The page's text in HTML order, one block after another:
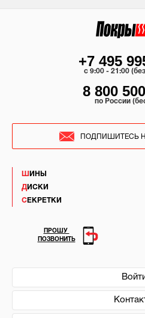
ШИНЫ
ДИСКИ
СЕКРЕТКИ
+7 495
c 9:00 - 21:00
8 800
по России
ПОДПИШИТЕСЬ
ПРОШУ
ПОЗВОНИТЬ